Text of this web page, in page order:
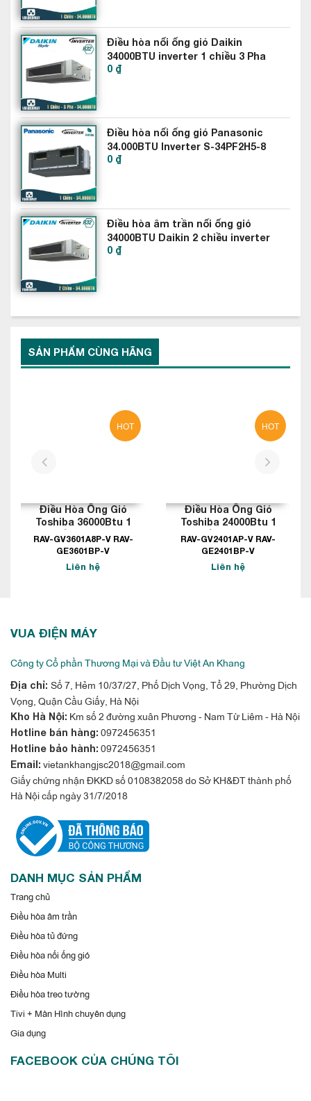
Điều hòa nối ống gió Daikin
34000BTU inverter 1 chiều 3 Pha
FBA100BVMA9-RZF100CYM
0 ₫
Điều hòa nối ống gió Panasonic
34.000BTU Inverter S-34PF2H5-8
0 ₫
Điều hòa âm trần nối ống gió
34000BTU Daikin 2 chiều inverter
FBA100BVMA9-RZA100DV1
0 ₫
SẢN PHẨM CÙNG HÃNG
HOT
Điều Hòa Ống Gió
Toshiba 36000Btu 1
Chiều Inverter
RAV-GV3601A8P-V RAV-
GE3601BP-V
Liên hệ
HOT
Điều Hòa Ống Gió
Toshiba 24000Btu 1
Chiều Inverter
RAV-GV2401AP-V RAV-
GE2401BP-V
Liên hệ
VUA ĐIỆN MÁY
Công ty Cổ phần Thương Mại và Đầu tư Việt An Khang
Địa chỉ: Số 7, Hẻm 10/37/27, Phố Dịch Vọng, Tổ 29, Phường Dịch
Vọng, Quận Cầu Giấy, Hà Nội
Kho Hà Nội: Km số 2 đường xuân Phương - Nam Từ Liêm - Hà Nội
Hotline bán hàng: 0972456351
Hotline bảo hành: 0972456351
Email: vietankhangjsc2018@gmail.com
Giấy chứng nhận ĐKKD số 0108382058 do Sở KH&ĐT thành phố
Hà Nội cấp ngày 31/7/2018
DANH MỤC SẢN PHẨM
Trang chủ
Điều hòa âm trần
Điều hòa tủ đứng
Điều hòa nối ống gió
Điều hòa Multi
Điều hòa treo tường
Tivi + Màn Hình chuyên dụng
Gia dụng
FACEBOOK CỦA CHÚNG TÔI